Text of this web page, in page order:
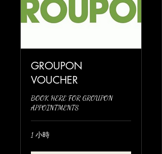
GROUPON
VOUCHER
BOOK HERE FOR GROUPON
APPOINTMENTS
1 小時